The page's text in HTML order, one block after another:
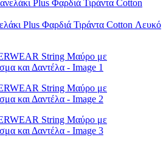
Plus Φαρδιά Τιράντα Cotton Λευκό